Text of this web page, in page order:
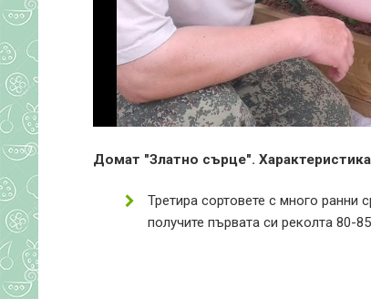
Домат "Златно сърце".
Третира сортовете с много ранни
получите първата си реколта 80-